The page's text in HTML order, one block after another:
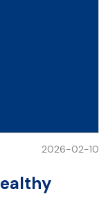
2026-02-10